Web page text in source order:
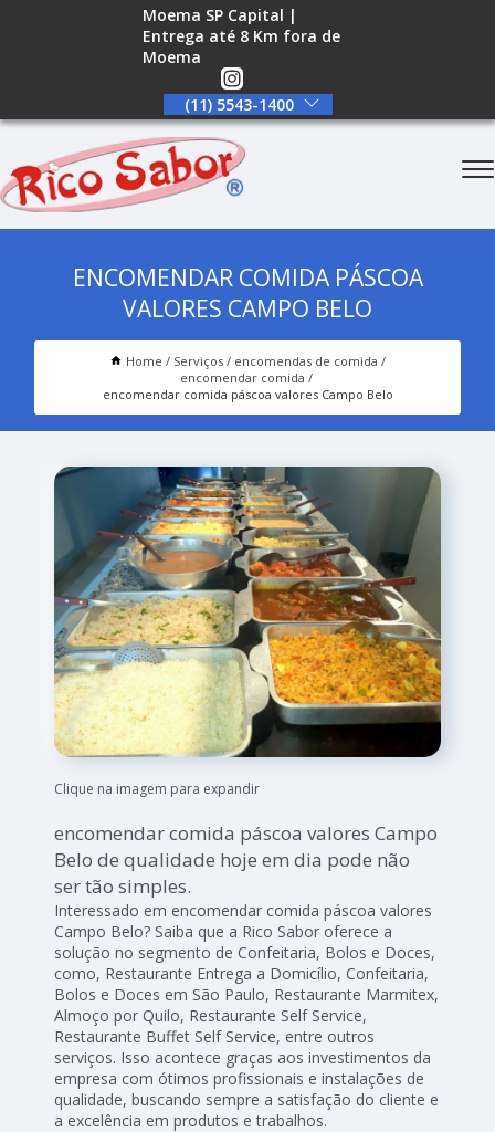
Moema SP Capital |
Entrega até 8 Km fora de
Moema
(11) 5543-1400
ENCOMENDAR COMIDA PÁSCOA
VALORES CAMPO BELO
Home Serviços
encomendas de comida
encomendar comida
encomendar comida páscoa valores Campo Belo
Clique na imagem para expandir
encomendar comida páscoa valores Campo
Belo de qualidade hoje em dia pode não
ser tão simples.
Interessado em encomendar comida páscoa valores
Campo Belo? Saiba que a Rico Sabor oferece a
solução no segmento de Confeitaria, Bolos e Doces,
como, Restaurante Entrega a Domicílio, Confeitaria,
Bolos e Doces em São Paulo, Restaurante Marmitex,
Almoço por Quilo, Restaurante Self Service,
Restaurante Buffet Self Service, entre outros
serviços. Isso acontece graças aos investimentos da
empresa com ótimos profissionais e instalações de
qualidade, buscando sempre a satisfação do cliente e
a excelência em produtos e trabalhos.